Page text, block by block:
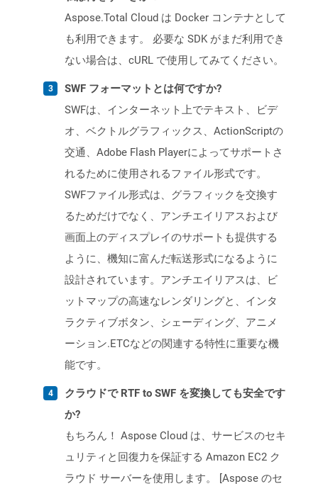
Aspose.Total Cloud は Docker コンテナとして
も利用できます。 必要な SDK がまだ利用でき
ない場合は、cURL で使用してみてください。
SWF フォーマットとは何ですか?
SWFは、インターネット上でテキスト、ビデ
オ、ベクトルグラフィックス、ActionScriptの
交通、Adobe Flash Playerによってサポートさ
れるために使用されるファイル形式です。
SWFファイル形式は、グラフィックを交換す
るためだけでなく、アンチエイリアスおよび
画面上のディスプレイのサポートも提供する
ように、機知に富んだ転送形式になるように
設計されています。アンチエイリアスは、ビ
ットマップの高速なレンダリングと、インタ
ラクティブボタン、シェーディング、アニメ
ーション.ETCなどの関連する特性に重要な機
能です。
クラウドで RTF to SWF を変換しても安全です
か?
もちろん！ Aspose Cloud は、サービスのセキ
ュリティと回復力を保証する Amazon EC2 ク
ラウド サーバーを使用します。 [Aspose のセ